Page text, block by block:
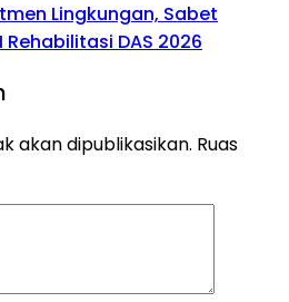
Lingkungan, Sabet
DAS 2026
akan dipublikasikan. Ruas